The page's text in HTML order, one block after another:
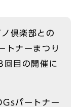
倶楽部との
トナーまつり
目の開催に
パートナー